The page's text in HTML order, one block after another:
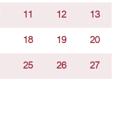
11 12 13
18 19 20
25 26 27